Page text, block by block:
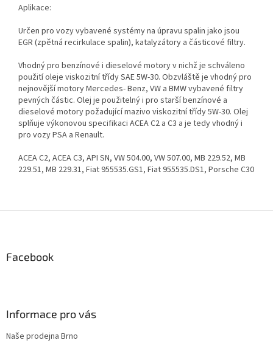
Aplikace:
Určen pro vozy vybavené systémy na úpravu spalin jako jsou
EGR (zpětná recirkulace spalin), katalyzátory a částicové filtry.
Vhodný pro benzínové i dieselové motory v nichž je schváleno
použití oleje viskozitní třídy SAE 5W-30. Obzvláště je vhodný pro
nejnovější motory Mercedes- Benz, VW a BMW vybavené filtry
pevných částic. Olej je použitelný i pro starší benzínové a
dieselové motory požadující mazivo viskozitní třídy 5W-30. Olej
splňuje výkonovou specifikaci ACEA C2 a C3 a je tedy vhodný i
pro vozy PSA a Renault.
ACEA C2, ACEA C3, API SN, VW 504.00, VW 507.00, MB 229.52, MB
229.51, MB 229.31, Fiat 955535.GS1, Fiat 955535.DS1, Porsche C30
Facebook
Informace pro vás
Naše prodejna Brno